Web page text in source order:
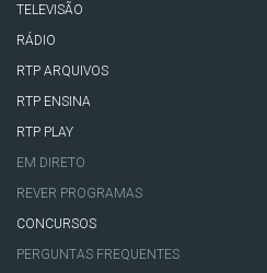
TELEVISÃO
RÁDIO
RTP ARQUIVOS
RTP ENSINA
RTP PLAY
EM DIRETO
REVER PROGRAMAS
CONCURSOS
PERGUNTAS FREQUENTES